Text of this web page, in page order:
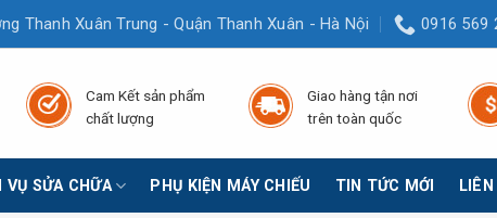
Thanh Xuân Trung - Quận Thanh Xuân - Hà Nội 0916 569
Cam Kết sản phẩm
chất lượng
Giao hàng tận nơi
trên toàn quốc
VỤ SỬA CHỮA PHỤ KIỆN MÁY CHIẾU TIN TỨC MỚI